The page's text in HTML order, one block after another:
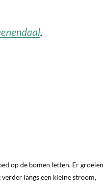
.
op de bomen letten. Er groeien
langs een kleine stroom,